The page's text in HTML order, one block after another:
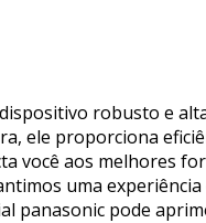
robusto e
ele proporciona
você aos melhores
uma
panasonic pode